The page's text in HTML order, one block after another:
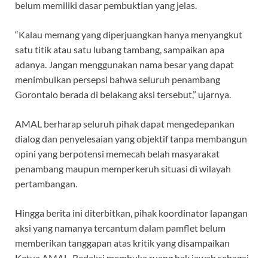
belum memiliki dasar pembuktian yang jelas.
“Kalau memang yang diperjuangkan hanya menyangkut
satu titik atau satu lubang tambang, sampaikan apa
adanya. Jangan menggunakan nama besar yang dapat
menimbulkan persepsi bahwa seluruh penambang
Gorontalo berada di belakang aksi tersebut,” ujarnya.
AMAL berharap seluruh pihak dapat mengedepankan
dialog dan penyelesaian yang objektif tanpa membangun
opini yang berpotensi memecah belah masyarakat
penambang maupun memperkeruh situasi di wilayah
pertambangan.
Hingga berita ini diterbitkan, pihak koordinator lapangan
aksi yang namanya tercantum dalam pamflet belum
memberikan tanggapan atas kritik yang disampaikan